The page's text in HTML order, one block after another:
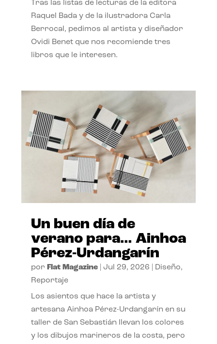
Tras las listas de lecturas de la editora
Raquel Bada y de la ilustradora Carla
Berrocal, pedimos al artista y diseñador
Ovidi Benet que nos recomiende tres
libros que le interesen.
Un buen día de
verano para… Ainhoa
Pérez-Urdangarín
por Flat Magazine| Jul 29, 2026 Diseño,
Reportaje
Los asientos que hace la artista y
artesana Ainhoa Pérez-Urdangarín en su
taller de San Sebastián llevan los colores
y los dibujos marineros de la costa, pero